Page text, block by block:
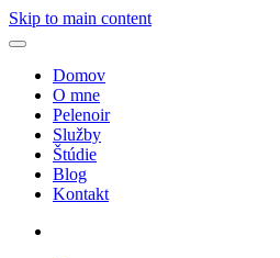
Skip to main content
Domov
O mne
Pelenoir
Služby
Štúdie
Blog
Kontakt